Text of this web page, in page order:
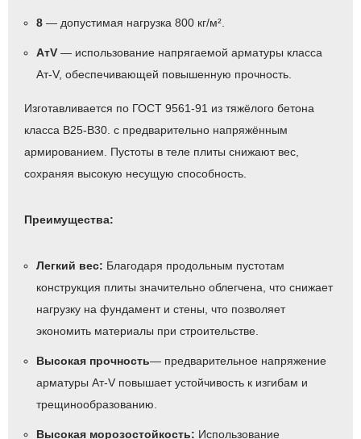
8 — допустимая нагрузка 800 кг/м².
АтV — использование напрягаемой арматуры класса
Ат-V, обеспечивающей повышенную прочность.
Изготавливается по ГОСТ 9561-91 из тяжёлого бетона
класса В25-В30. с предварительно напряжённым
армированием. Пустоты в теле плиты снижают вес,
сохраняя высокую несущую способность.
Преимущества:
Легкий вес: Благодаря продольным пустотам
конструкция плиты значительно облегчена, что снижает
нагрузку на фундамент и стены, что позволяет
экономить материалы при строительстве.
Высокая прочность— предварительное напряжение
арматуры Ат-V повышает устойчивость к изгибам и
трещинообразованию.
Высокая морозостойкость: Использование